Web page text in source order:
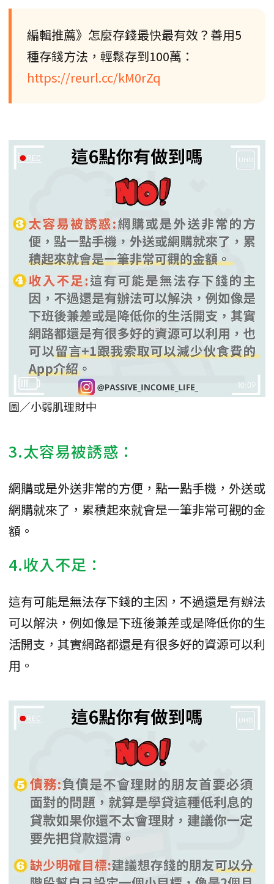
編輯推薦》怎麼存錢最快最有效？善用5
種存錢方法，輕鬆存到100萬：
https://reurl.cc/kM0rZq
圖／小弱肌理財中
3.太容易被誘惑：
網購或是外送非常的方便，點一點手機，外送或
網購就來了，累積起來就會是一筆非常可觀的金
額。
4.收入不足：
這有可能是無法存下錢的主因，不過還是有辦法
可以解決，例如像是下班後兼差或是降低你的生
活開支，其實網路都還是有很多好的資源可以利
用。